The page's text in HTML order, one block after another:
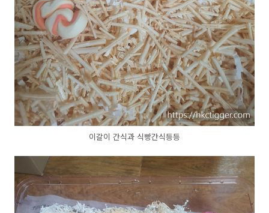
이갈이 간식과 식빵간식등등